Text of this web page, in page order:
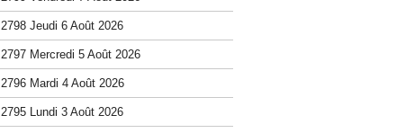
2798 Jeudi 6 Août 2026
2797 Mercredi 5 Août 2026
2796 Mardi 4 Août 2026
2795 Lundi 3 Août 2026